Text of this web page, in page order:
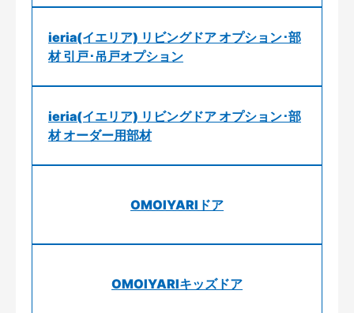
ieria(イエリア) リビングドア オプション･部
材 引戸･吊戸オプション
ieria(イエリア) リビングドア オプション･部
材 オーダー用部材
OMOIYARIドア
OMOIYARIキッズドア